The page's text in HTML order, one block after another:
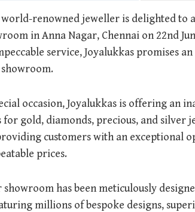
world-renowned jeweller is delighted to
in Anna Nagar, Chennai on 22nd
service, Joyalukkas promises
occasion, Joyalukkas is offering an
for gold, diamonds, precious, and silver
customers with an exceptional
prices.
showroom has been meticulously
millions of bespoke designs,